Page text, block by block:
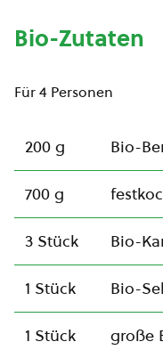
Bio-Zutaten
Für 4 Personen
200 g Bio-
700 g
3 Stück Bio-
1 Stück Bio-
1 Stück große